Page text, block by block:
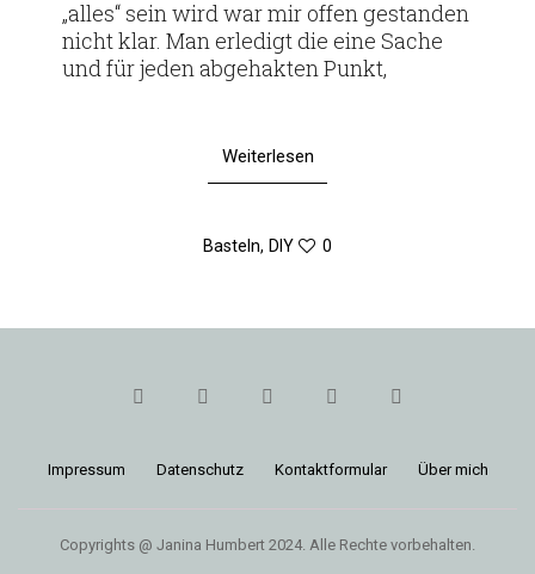
„alles“ sein wird war mir offen gestanden
nicht klar. Man erle­digt die eine Sache
und für jeden abge­hakten Punkt,
Weiterlesen
Basteln, DIY 0
Impressum Daten­schutz Kon­takt­for­mular Über mich
Copyrights @ Janina Humbert 2024. Alle Rechte vorbehalten.